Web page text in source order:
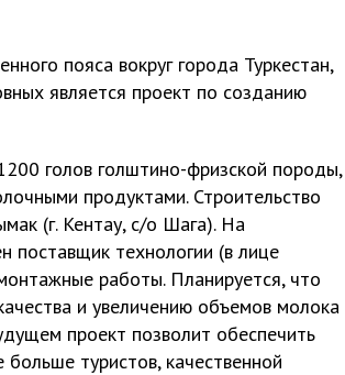
пояса вокруг города Туркестан,
является проект по созданию
голов голштино-фризской породы,
продуктами. Строительство
(г. Кентау, с/о Шага). На
поставщик технологии (в лице
работы. Планируется, что
и увеличению объемов молока
проект позволит обеспечить
туристов, качественной